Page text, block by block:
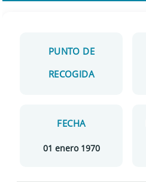
PUNTO DE
RECOGIDA
FECHA
01 enero 1970